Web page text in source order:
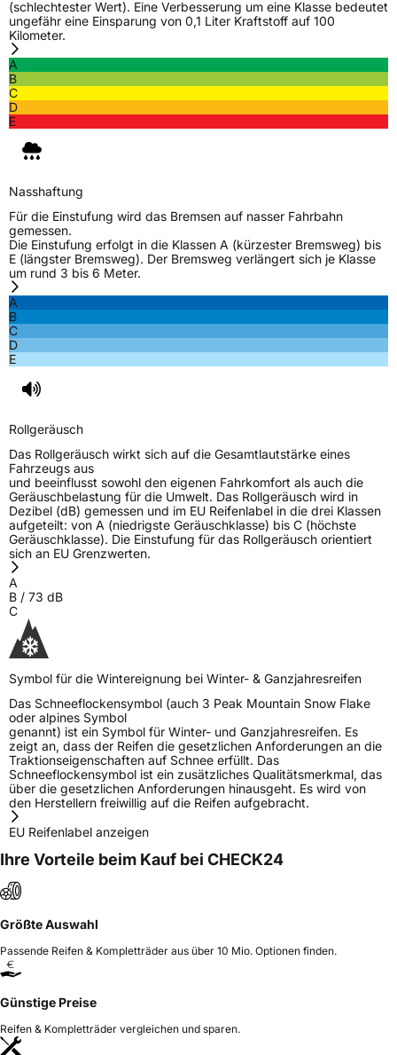
ModellnameLL 01
Fahrzeugart Transporter
Weitere Eigenschaften
SchlauchtypTL
Zustand
C-ReifenJa
EU Label
Rollgeräusch (dB)
73
Fahrzeugklasse
3PMSF / Schneeflockensymbol / Alpine-SymbolJa
EPREL ID 542076
Allgemeine Produktsicherheit (GPSR)
Herstellerkontakt
(schlechtester Wert). Eine Verbesserung um eine Klasse bedeutet
ungefähr eine Einsparung von 0,1 Liter Kraftstoff auf 100
Kilometer.
A
B
C
D
E
Nasshaftung
Für die Einstufung wird das Bremsen auf nasser Fahrbahn
gemessen.
Die Einstufung erfolgt in die Klassen A (kürzester Bremsweg) bis
E (längster Bremsweg). Der Bremsweg verlängert sich je Klasse
um rund 3 bis 6 Meter.
A
B
C
D
E
Rollgeräusch
Das Rollgeräusch wirkt sich auf die Gesamtlautstärke eines
Fahrzeugs aus
und beeinflusst sowohl den eigenen Fahrkomfort als auch die
Geräuschbelastung für die Umwelt. Das Rollgeräusch wird in
Dezibel (dB) gemessen und im EU Reifenlabel in die drei Klassen
aufgeteilt: von A (niedrigste Geräuschklasse) bis C (höchste
Geräuschklasse). Die Einstufung für das Rollgeräusch orientiert
sich an EU Grenzwerten.
A
B / 73 dB
C
Symbol für die Wintereignung bei Winter- & Ganzjahresreifen
Das Schneeflockensymbol (auch 3 Peak Mountain Snow Flake
oder alpines Symbol
genannt) ist ein Symbol für Winter- und Ganzjahresreifen. Es
zeigt an, dass der Reifen die gesetzlichen Anforderungen an die
Traktionseigenschaften auf Schnee erfüllt. Das
Schneeflockensymbol ist ein zusätzliches Qualitätsmerkmal, das
über die gesetzlichen Anforderungen hinausgeht. Es wird von
den Herstellern freiwillig auf die Reifen aufgebracht.
EU Reifenlabel anzeigen
Ihre Vorteile beim Kauf bei CHECK24
Größte Auswahl
Passende Reifen & Kompletträder aus über 10 Mio. Optionen finden.
Günstige Preise
Reifen & Kompletträder vergleichen und sparen.